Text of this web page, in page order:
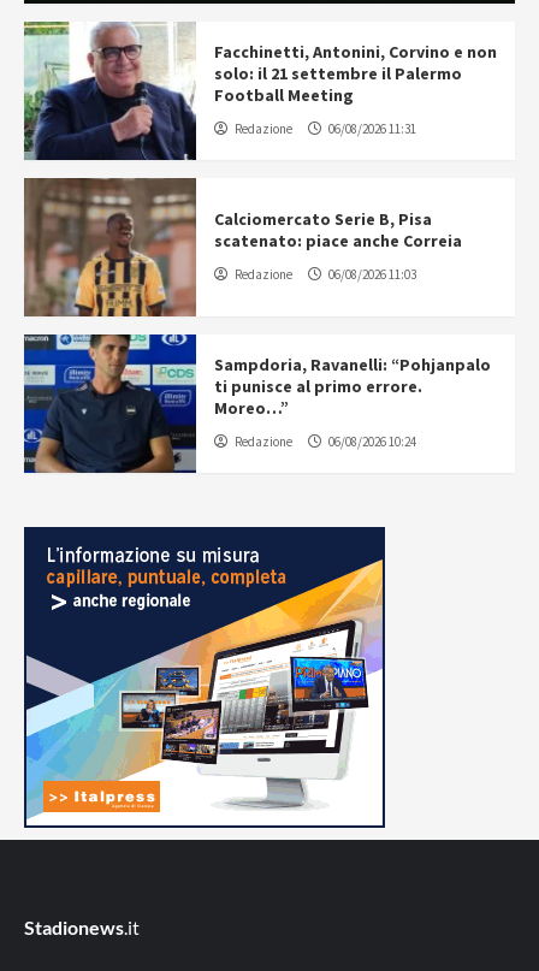
Facchinetti, Antonini, Corvino e non
solo: il 21 settembre il Palermo
Football Meeting
Redazione 06/08/2026 11:31
Calciomercato Serie B, Pisa
scatenato: piace anche Correia
Redazione 06/08/2026 11:03
Sampdoria, Ravanelli: “Pohjanpalo
ti punisce al primo errore.
Moreo…”
Redazione 06/08/2026 10:24
Stadionews.it